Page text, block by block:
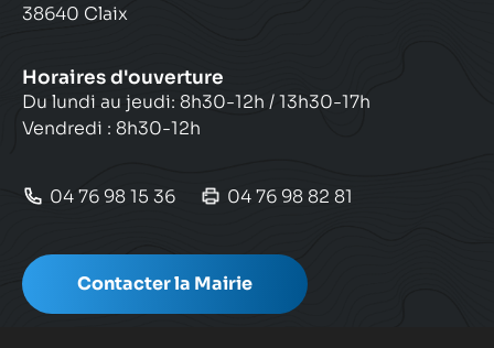
38640 Claix
Horaires d'ouverture
Du lundi au jeudi: 8h30-12h / 13h30-17h
Vendredi : 8h30-12h
04 76 98 15 36 04 76 98 82 81
Contacter la Mairie